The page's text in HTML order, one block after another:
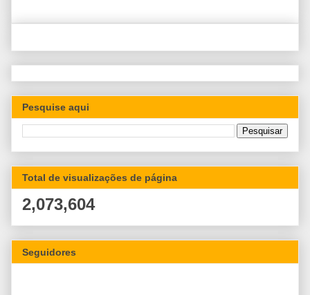
Pesquise aqui
Total de visualizações de página
2,073,604
Seguidores